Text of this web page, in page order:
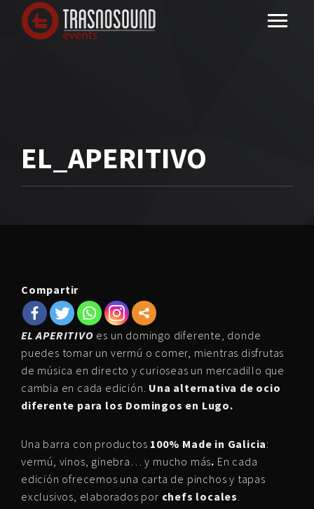
EL_APERITIVO
Compartir
EL APERITIVO es un domingo diferente, donde
puedes tomar un vermú o comer, mientras disfrutas
de música en directo y curioseas un mercadillo que
cambia en cada edición. Una alternativa de ocio
diferente para los Domingos en Lugo.
Una barra con productos 100% Made in Galicia:
vermú, vinos, ginebra… y mucho más. En cada
edición ofrecemos una carta de pinchos y tapas
exclusivos, elaborados por chefs locales.